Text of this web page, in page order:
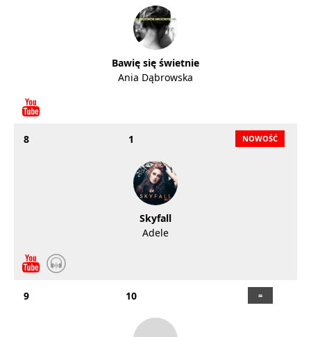
Bawię się świetnie
Ania Dąbrowska
8 1
Skyfall
Adele
9 10